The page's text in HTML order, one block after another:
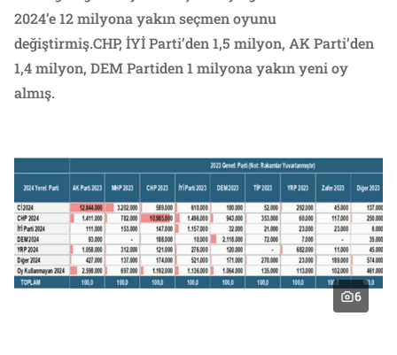
2024’e 12 milyona yakın seçmen oyunu
değiştirmiş.CHP, İYİ Parti’den 1,5 milyon, AK Parti’den
1,4 milyon, DEM Partiden 1 milyona yakın yeni oy
almış.
6